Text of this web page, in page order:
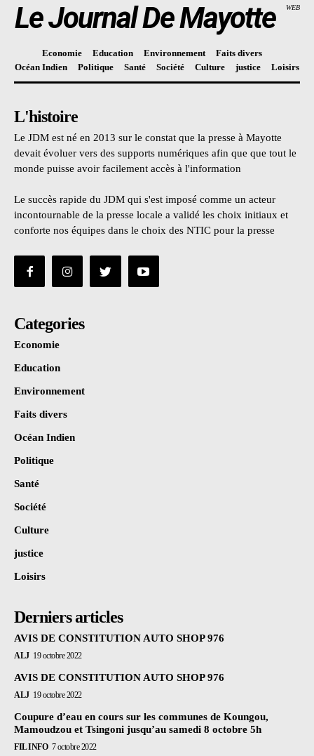
Le Journal De Mayotte WEB
Economie Education Environnement
Faits divers
Océan Indien
Politique Santé Société Culture justice Loisirs
L'histoire
Le JDM est né en 2013 sur le constat que la presse à Mayotte
devait évoluer vers des supports numériques afin que que tout le
monde puisse avoir facilement accès à l'information
Le succès rapide du JDM qui s'est imposé comme un acteur
incontournable de la presse locale a validé les choix initiaux et
conforte nos équipes dans le choix des NTIC pour la presse
Categories
Economie
Education
Environnement
Faits divers
Océan Indien
Politique
Santé
Société
Culture
justice
Loisirs
Derniers articles
AVIS DE CONSTITUTION AUTO SHOP 976
ALJ 19 octobre 2022
AVIS DE CONSTITUTION AUTO SHOP 976
ALJ 19 octobre 2022
Coupure d’eau en cours sur les communes de Koungou,
Mamoudzou et Tsingoni jusqu’au samedi 8 octobre 5h
FIL INFO 7 octobre 2022